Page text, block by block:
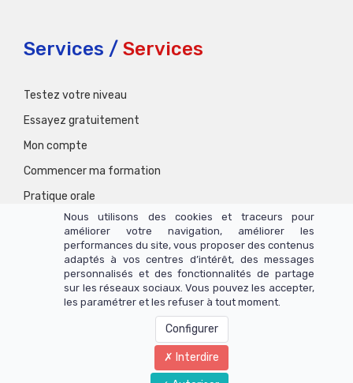
Services / Services
Testez votre niveau
Essayez gratuitement
Mon compte
Commencer ma formation
Pratique orale
6 RUE D'ESTIENNE D'ORVES, 92110 CLICHY
01 77 01 01 06
Nous utilisons des cookies et traceurs pour
améliorer votre navigation, améliorer les
performances du site, vous proposer des contenus
adaptés à vos centres d’intérêt, des messages
personnalisés et des fonctionnalités de partage
sur les réseaux sociaux. Vous pouvez les accepter,
les paramétrer et les refuser à tout moment.
Configurer
Interdire